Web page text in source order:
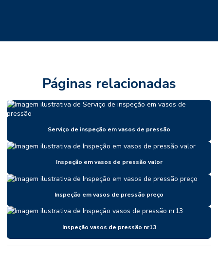
Páginas relacionadas
Serviço de inspeção em vasos de pressão
Inspeção em vasos de pressão valor
Inspeção em vasos de pressão preço
Inspeção vasos de pressão nr13